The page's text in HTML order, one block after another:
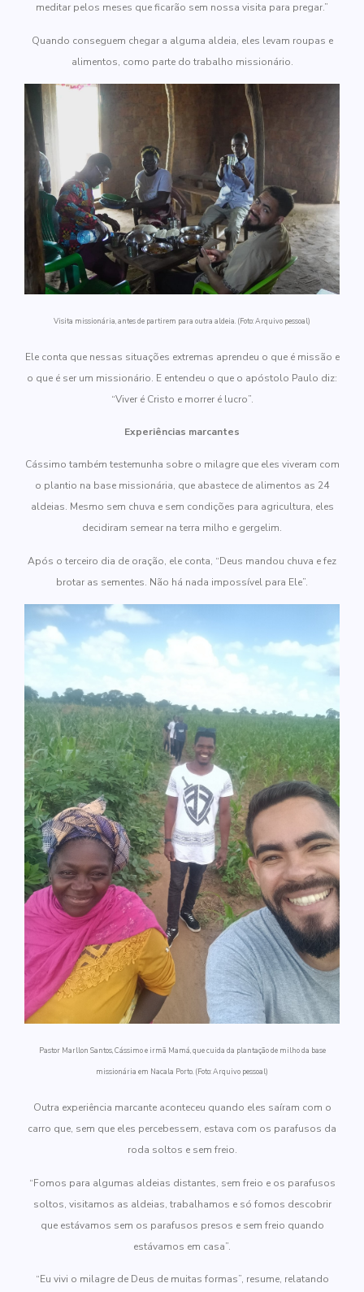
meditar pelos meses que ficarão sem nossa visita para pregar.”
Quando conseguem chegar a alguma aldeia, eles levam roupas e
alimentos, como parte do trabalho missionário.
Visita missionária, antes de partirem para outra aldeia. (Foto: Arquivo pessoal)
Ele conta que nessas situações extremas aprendeu o que é missão e
o que é ser um missionário. E entendeu o que o apóstolo Paulo diz:
“Viver é Cristo e morrer é lucro”.
Experiências marcantes
Cássimo também testemunha sobre o milagre que eles viveram com
o plantio na base missionária, que abastece de alimentos as 24
aldeias. Mesmo sem chuva e sem condições para agricultura, eles
decidiram semear na terra milho e gergelim.
Após o terceiro dia de oração, ele conta, “Deus mandou chuva e fez
brotar as sementes. Não há nada impossível para Ele”.
Pastor Marllon Santos, Cássimo e irmã Mamá, que cuida da plantação de milho da base
missionária em Nacala Porto. (Foto: Arquivo pessoal)
Outra experiência marcante aconteceu quando eles saíram com o
carro que, sem que eles percebessem, estava com os parafusos da
roda soltos e sem freio.
“Fomos para algumas aldeias distantes, sem freio e os parafusos
soltos, visitamos as aldeias, trabalhamos e só fomos descobrir
que estávamos sem os parafusos presos e sem freio quando
estávamos em casa”.
“Eu vivi o milagre de Deus de muitas formas”, resume, relatando